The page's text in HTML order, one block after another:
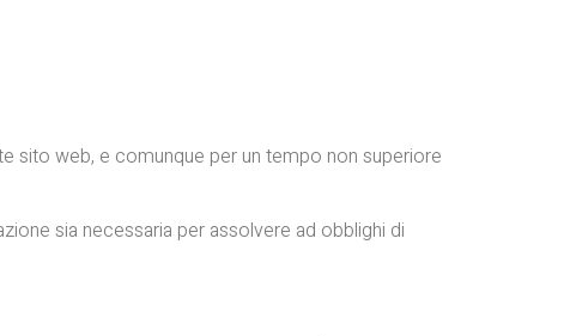
sito web, e comunque per un tempo non superiore
sia necessaria per assolvere ad obblighi di